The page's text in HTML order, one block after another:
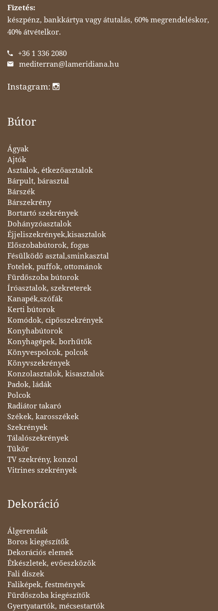
Fizetés:
készpénz, bankkártya vagy átutalás, 60% megrendeléskor,
40% átvételkor.
+36 1 336 2080
mediterran@lameridiana.hu
Instagram:
Bútor
Ágyak
Ajtók
Asztalok, étkezőasztalok
Bárpult, bárasztal
Bárszék
Bárszekrény
Bortartó szekrények
Dohányzóasztalok
Éjjeliszekrények,kisasztalok
Előszobabútorok, fogas
Fésülködő asztal,sminkasztal
Fotelek, puffok, ottománok
Fürdőszoba bútorok
Íróasztalok, szekreterek
Kanapék,szófák
Kerti bútorok
Komódok, cipősszekrények
Konyhabútorok
Konyhagépek, borhűtők
Könyvespolcok, polcok
Könyvszekrények
Konzolasztalok, kisasztalok
Padok, ládák
Polcok
Radiátor takaró
Székek, karosszékek
Szekrények
Tálalószekrények
Tükör
TV szekrény, konzol
Vitrines szekrények
Dekoráció
Álgerendák
Boros kiegészítők
Dekorációs elemek
Étkészletek, evőeszközök
Fali díszek
Faliképek, festmények
Fürdőszoba kiegészítők
Gyertyatartók, mécsestartók